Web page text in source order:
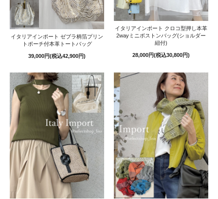
イタリアインポート ゼブラ柄箔プリン
トポーチ付本革トートバッグ
39,000円(税込42,900円)
イタリアインポート クロコ型押し本革
2wayミニボストンバッグ(ショルダー
紐付)
28,000円(税込30,800円)